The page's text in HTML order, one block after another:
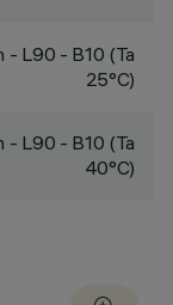
- L90 - B10 (Ta
25°C)
- L90 - B10 (Ta
40°C)